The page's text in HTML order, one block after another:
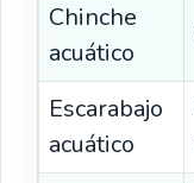
Chinche
acuático
Escarabajo
acuático